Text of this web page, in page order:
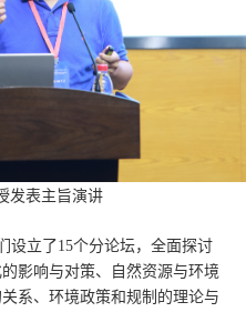
发表主旨演讲
设立了15个分论坛，全面探讨
影响与对策、自然资源与环境
系、环境政策和规制的理论与